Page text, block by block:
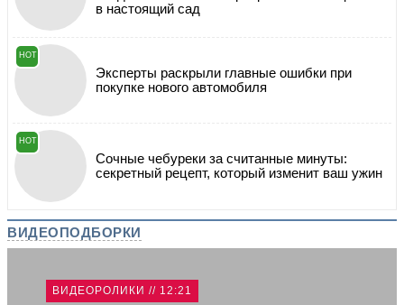
в настоящий сад
HOT
Эксперты раскрыли главные ошибки при
покупке нового автомобиля
HOT
Сочные чебуреки за считанные минуты:
секретный рецепт, который изменит ваш ужин
ВИДЕОПОДБОРКИ
ВИДЕОРОЛИКИ // 12:21